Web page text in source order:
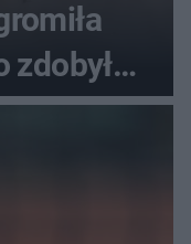
zdobył